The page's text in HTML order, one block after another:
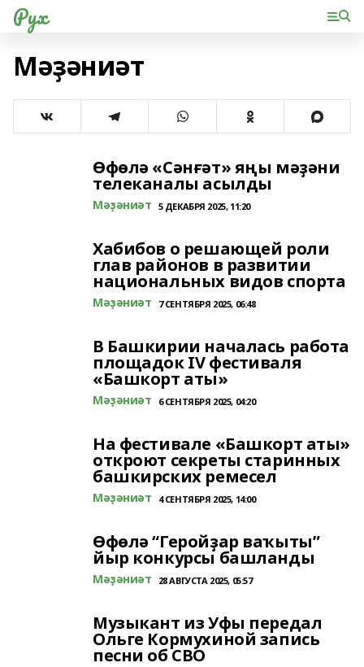
Рух
Мәҙәниәт
Өфөлә «Сәнғәт» яңы мәҙәни
телеканалы асылды
Мәҙәниәт 5 ДЕКАБРЯ 2025, 11:20
Хабибов о решающей роли
глав районов в развитии
национальных видов спорта
Мәҙәниәт 7 СЕНТЯБРЯ 2025, 06:48
В Башкирии началась работа
площадок IV фестиваля
«Башкорт аты»
Мәҙәниәт 6 СЕНТЯБРЯ 2025, 04:20
На фестивале «Башкорт аты»
откроют секреты старинных
башкирских ремесел
Мәҙәниәт 4 СЕНТЯБРЯ 2025, 14:00
Өфөлә “Геройҙар ваҡыты”
йыр конкурсы башланды
Мәҙәниәт 28 АВГУСТА 2025, 05:57
Музыкант из Уфы передал
Ольге Кормухиной запись
песни об СВО